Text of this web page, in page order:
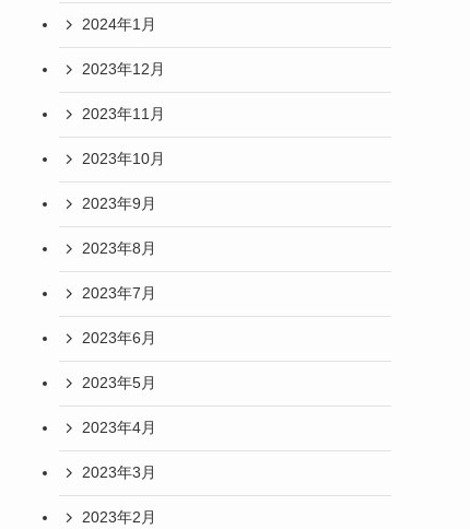
2024年1月
2023年12月
2023年11月
2023年10月
2023年9月
2023年8月
2023年7月
2023年6月
2023年5月
2023年4月
2023年3月
2023年2月